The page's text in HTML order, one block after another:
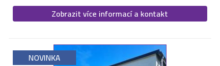
Zobrazit více informací a kontakt
NOVINKA